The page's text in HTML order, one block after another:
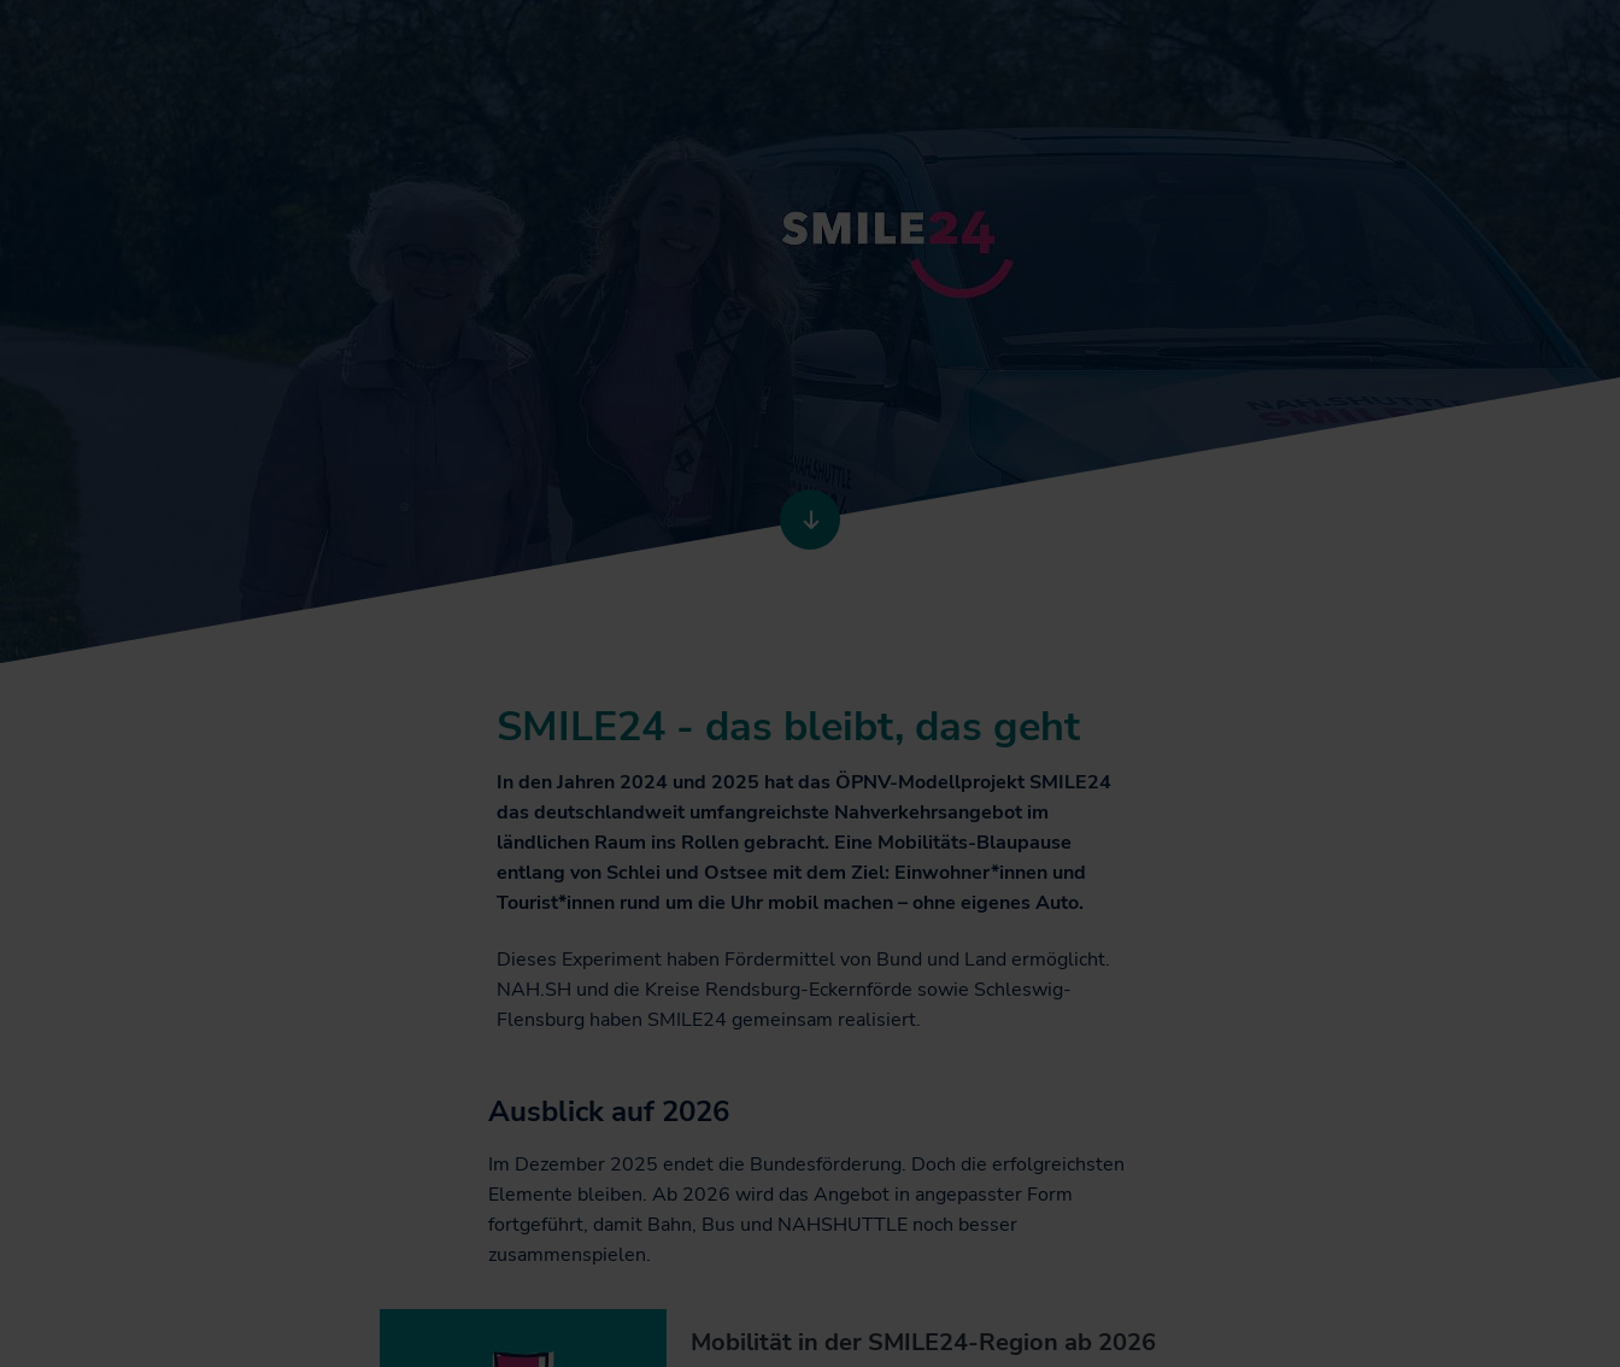
SMILE24 - das bleibt, das geht
In den Jahren 2024 und 2025 hat das ÖPNV-Modellprojekt SMILE24
das deutschlandweit umfangreichste Nahverkehrsangebot im
ländlichen Raum ins Rollen gebracht. Eine Mobilitäts-Blaupause
entlang von Schlei und Ostsee mit dem Ziel: Einwohner*innen und
Tourist*innen rund um die Uhr mobil machen – ohne eigenes Auto.
Dieses Experiment haben Fördermittel von Bund und Land ermöglicht.
NAH.SH und die Kreise Rendsburg-Eckernförde sowie Schleswig-
Flensburg haben SMILE24 gemeinsam realisiert.
Ausblick auf 2026
Im Dezember 2025 endet die Bundesförderung. Doch die erfolgreichsten
Elemente bleiben. Ab 2026 wird das Angebot in angepasster Form
fortgeführt, damit Bahn, Bus und NAHSHUTTLE noch besser
zusammenspielen.
Mobilität in der SMILE24-Region ab 2026